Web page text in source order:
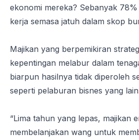
ekonomi mereka? Sebanyak
kerja semasa jatuh dalam skop
Majikan yang berpemikiran
kepentingan melabur dalam
biarpun hasilnya tidak diperoleh
seperti pelaburan bisnes yang
“Lima tahun yang lepas, majikan
membelanjakan wang untuk